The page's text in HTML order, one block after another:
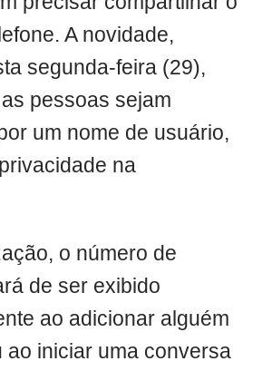
A novidade,
segunda-feira (29),
pessoas sejam
um nome de usuário,
na
o número de
de ser exibido
ao adicionar alguém
ao iniciar uma conversa